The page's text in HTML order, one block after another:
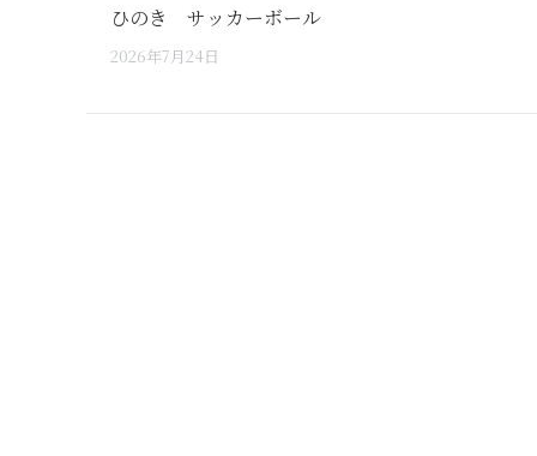
ひのき サッカーボール
2026年7月24日